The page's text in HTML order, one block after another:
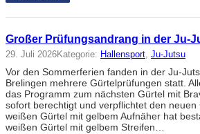
Großer Prüfungsandrang in der Ju-
29. Juli 2026Kategorie: Hallensport Ju-Jutsu
Vor den Sommerferien fanden in der Ju-
Brelingen mehrere Gürtelprüfungen statt.
das Programm zum nächsten Gürtel mit
sofort berechtigt und verpflichtet den
weißen Gürtel mit gelbem Aufnäher hat
weißen Gürtel mit gelbem Streifen…